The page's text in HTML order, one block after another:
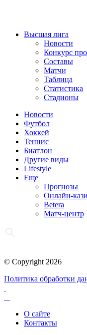
Высшая лига
Новости
Конкурс
Составы
Матчи
Таблица
Статистика
Стадионы
Новости
Футбол
Хоккей
Теннис
Биатлон
Другие виды
Lifestyle
Еще
Прогнозы
Онлайн-
Betera
Матч-центр
© Copyright 2026
Политика обработки
О сайте
Контакты